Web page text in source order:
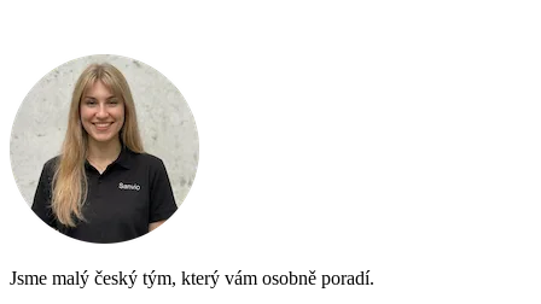
Jsme malý český tým, který vám osobně poradí.